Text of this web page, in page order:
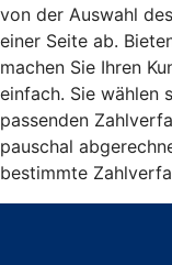
von der Auswahl
einer Seite ab.
machen Sie Ihren
einfach. Sie wählen
passenden
pauschal
bestimmte